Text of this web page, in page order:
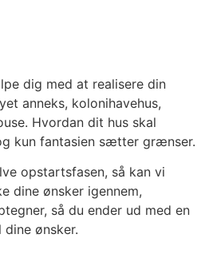
dig med at realisere din
anneks, kolonihavehus,
Hvordan dit hus skal
kun fantasien sætter grænser.
opstartsfasen, så kan vi
dine ønsker igennem,
så du ender ud med en
ønsker.